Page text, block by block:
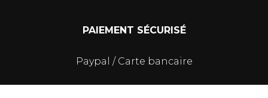
PAIEMENT SÉCURISÉ
Paypal / Carte bancaire